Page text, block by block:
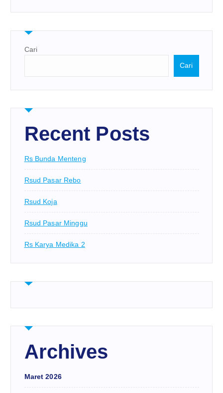
Cari
Cari
Recent Posts
Rs Bunda Menteng
Rsud Pasar Rebo
Rsud Koja
Rsud Pasar Minggu
Rs Karya Medika 2
Archives
Maret 2026